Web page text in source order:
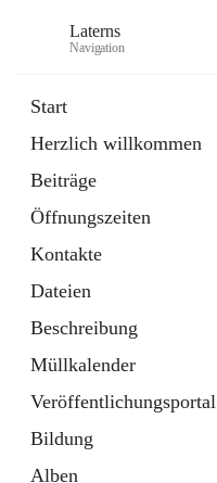
Laterns
Navigation
Start
Herzlich willkommen
Beiträge
Öffnungszeiten
Kontakte
Dateien
Beschreibung
Müllkalender
Veröffentlichungsportal
Bildung
Alben
11 Schnellzugriffe
Soziales
1 Schnellzugriff